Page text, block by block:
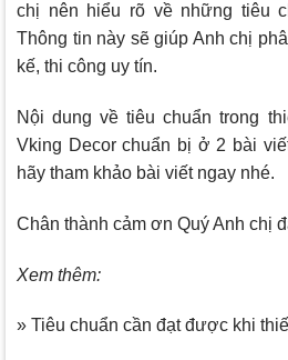
chị nên hiểu rõ về những tiêu
Thông tin này sẽ giúp Anh chị
kế, thi công uy tín.
Nội dung về tiêu chuẩn trong
Vking Decorchuẩn bị ở 2 bài
hãy tham khảo bài viết ngay nhé.
Chân thành cảm ơn Quý Anh chị
Xem thêm:
» Tiêu chuẩn cần đạt được khi